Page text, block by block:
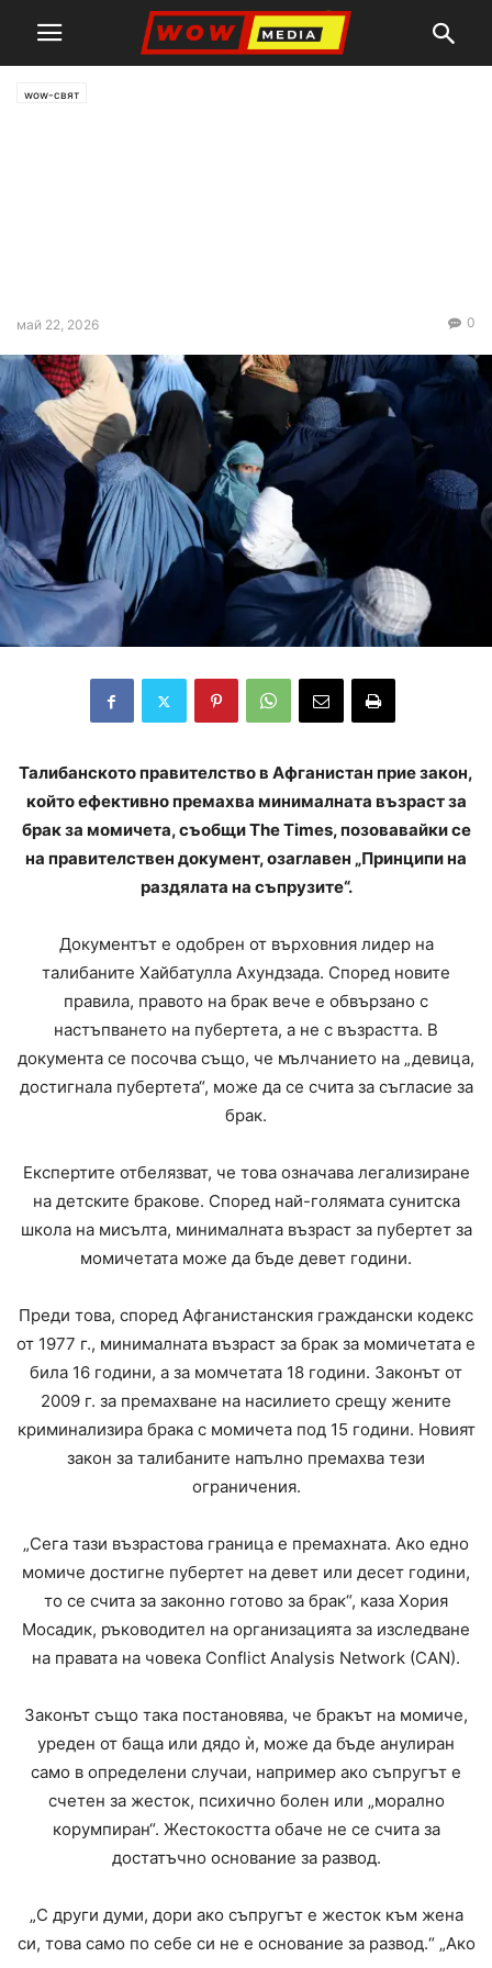
wow-свят
май 22, 2026 0
Талибанското правителство в Афганистан прие закон,
който ефективно премахва минималната възраст за
брак за момичета, съобщи The Times, позовавайки се
на правителствен документ, озаглавен „Принципи на
раздялата на съпрузите“.
Документът е одобрен от върховния лидер на
талибаните Хайбатулла Ахундзада. Според новите
правила, правото на брак вече е обвързано с
настъпването на пубертета, а не с възрастта. В
документа се посочва също, че мълчанието на „девица,
достигнала пубертета“, може да се счита за съгласие за
брак.
Експертите отбелязват, че това означава легализиране
на детските бракове. Според най-голямата сунитска
школа на мисълта, минималната възраст за пубертет за
момичетата може да бъде девет години.
Преди това, според Афганистанския граждански кодекс
от 1977 г., минималната възраст за брак за момичетата е
била 16 години, а за момчетата 18 години. Законът от
2009 г. за премахване на насилието срещу жените
криминализира брака с момичета под 15 години. Новият
закон за талибаните напълно премахва тези
ограничения.
„Сега тази възрастова граница е премахната. Ако едно
момиче достигне пубертет на девет или десет години,
то се счита за законно готово за брак“, каза Хория
Мосадик, ръководител на организацията за изследване
на правата на човека Conflict Analysis Network (CAN).
Законът също така постановява, че бракът на момиче,
уреден от баща или дядо ѝ, може да бъде анулиран
само в определени случаи, например ако съпругът е
счетен за жесток, психично болен или „морално
корумпиран“. Жестокостта обаче не се счита за
достатъчно основание за развод.
„С други думи, дори ако съпругът е жесток към жена
си, това само по себе си не е основание за развод.“ „Ако